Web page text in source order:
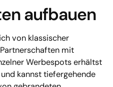
aufbauen
von klassischer
mit
Werbespots erhältst
kannst tiefergehende